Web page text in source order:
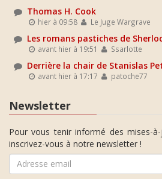
Thomas H. Cook
hier à 09:58 Le Juge Wargrave
Les romans pastiches de
avant hier à 19:51 Ssarlotte
Derrière la chair de Stanislas
avant hier à 17:17 patoche77
Newsletter
Pour vous tenir informé des mises-
inscrivez-vous à notre newsletter !